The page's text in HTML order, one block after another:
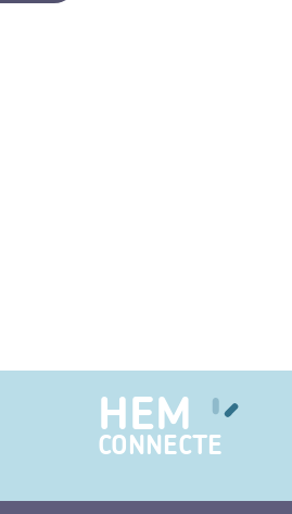
HEM
CONNECTE